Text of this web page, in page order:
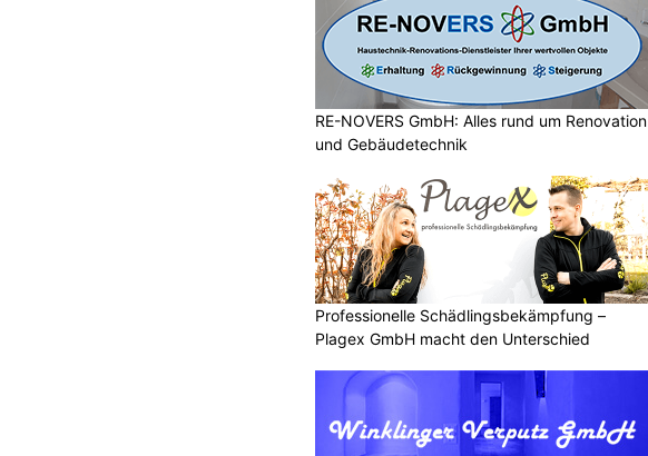
RE-NOVERS GmbH: Alles rund um Renovation
und Gebäudetechnik
Professionelle Schädlingsbekämpfung –
Plagex GmbH macht den Unterschied